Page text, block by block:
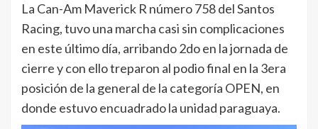
La Can-Am Maverick R número 758 del Santos
Racing, tuvo una marcha casi sin complicaciones
en este último día, arribando 2do en la jornada de
cierre y con ello treparon al podio final en la 3era
posición de la general de la categoría OPEN, en
donde estuvo encuadrado la unidad paraguaya.